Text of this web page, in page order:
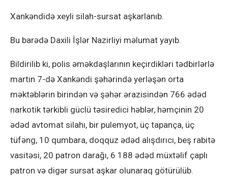
Xankəndidə xeyli silah-sursat aşkarlanıb.
Bu barədə Daxili İşlər Nazirliyi məlumat yayıb.
Bildirilib ki, polis əməkdaşlarının keçirdikləri tədbirlərlə
martın 7-də Xankəndi şəhərində yerləşən orta
məktəblərin birindən və şəhər ərazisindən 766 ədəd
narkotik tərkibli güclü təsiredici həblər, həmçinin 20
ədəd avtomat silahı, bir pulemyot, üç tapança, üç
tüfəng, 10 qumbara, doqquz ədəd alışdırıcı, beş rabitə
vasitəsi, 20 patron darağı, 6 188 ədəd müxtəlif çaplı
patron və digər sursat aşkar olunaraq götürülüb.